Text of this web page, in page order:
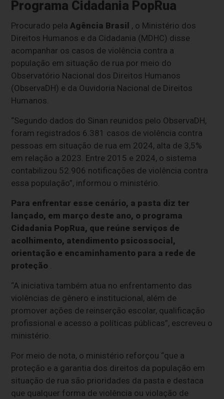
Programa Cidadania PopRua
Procurado pelaAgência Brasil , o Ministério dos
Direitos Humanos e da Cidadania (MDHC) disse
acompanhar os casos de violência contra a
população em situação de rua por meio do
Observatório Nacional dos Direitos Humanos
(ObservaDH) e da Ouvidoria Nacional de Direitos
Humanos.
“Segundo dados do Sinan reunidos pelo ObservaDH,
foram registrados 6.381 casos de violência contra
pessoas em situação de rua em 2024, alta de 3,5%
em relação a 2023. Entre 2015 e 2024, o sistema
contabilizou 52.906 notificações de violência contra
essa população”, informou o ministério.
Para enfrentar esse cenário, a pasta diz ter
lançado, em março deste ano, o programa
Cidadania PopRua, que reúne serviços de
acolhimento, atendimento psicossocial,
orientação e encaminhamento para a rede de
proteção .
“A iniciativa também atua no enfrentamento das
violências de gênero e institucional, além de
promover ações de reinserção escolar, qualificação
profissional e acesso a políticas públicas”, escreveu o
ministério.
Por meio de nota, o ministério reforçou “que a
proteção e a garantia dos direitos da população em
situação de rua são prioridades da pasta e destaca
que qualquer forma de violência ou violação de